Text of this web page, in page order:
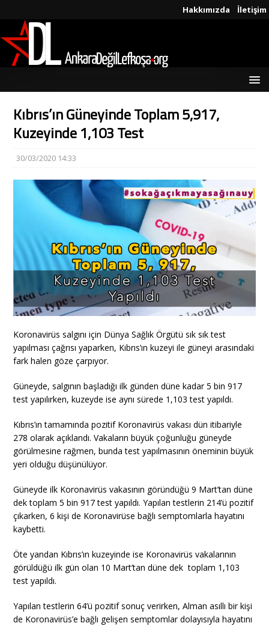
Hakkımızda İletişim
Kıbrıs’ın Güneyinde Toplam 5,917,
Kuzeyinde 1,103 Test
30/03/2020 14:33
Koronavirüs salgını için Dünya Sağlık Örgütü sık sık test
yapılması çağrısı yaparken, Kıbrıs’ın kuzeyi ile güneyi arasındaki
fark halen göze çarpıyor.
Güneyde, salgının başladığı ilk günden düne kadar 5 bin 917
test yapılırken, kuzeyde ise aynı sürede 1,103 test yapıldı.
Kıbrıs’ın tamamında pozitif Koronavirüs vakası dün itibariyle
278 olarak açıklandı. Vakaların büyük çoğunluğu güneyde
görülmesine rağmen, bunda test yapılmasının öneminin büyük
yeri olduğu düşünülüyor.
Güneyde ilk Koronavirüs vakasının göründüğü 9 Mart’tan düne
dek toplam 5 bin 917 test yapıldı. Yapılan testlerin 214’ü pozitif
çıkarken, 6 kişi de Koronavirüse bağlı semptomlarla hayatını
kaybetti.
Öte yandan Kıbrıs’ın kuzeyinde ise Koronavirüs vakalarının
görüldüğü ilk gün olan 10 Mart’tan düne dek toplam 1,103
test yapıldı.
Yapılan testlerin 64’ü pozitif sonuç verirken, Alman asıllı bir kişi
de Koronavirüs’e bağlı gelişen semptomlar dolayısıyla hayatını